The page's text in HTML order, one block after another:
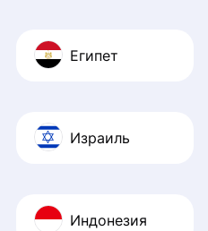
Египет
Израиль
Индонезия